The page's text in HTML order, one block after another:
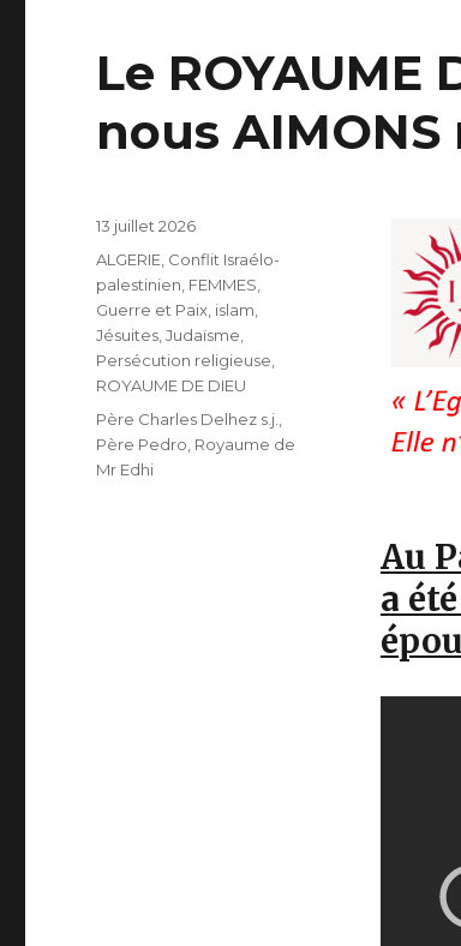
Le ROYAUME
nous
Au
a
Publié
13 juillet 2026
Catégories
ALGERIE Conflit Israélo-
palestinien FEMMES
Guerre et Paix islam
Jésuites ,Judaïsme
Persécution religieuse
ROYAUME DE DIEU
Étiquettes
Père Charles Delhez s.j.
Père Pedro Royaume de
Mr Edhi